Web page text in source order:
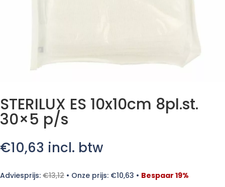
STERILUX ES 10x10cm 8pl.st.
30×5 p/s
€10,63 incl. btw
Adviesprijs: €13,12 • Onze prijs: €10,63 • Bespaar 19%